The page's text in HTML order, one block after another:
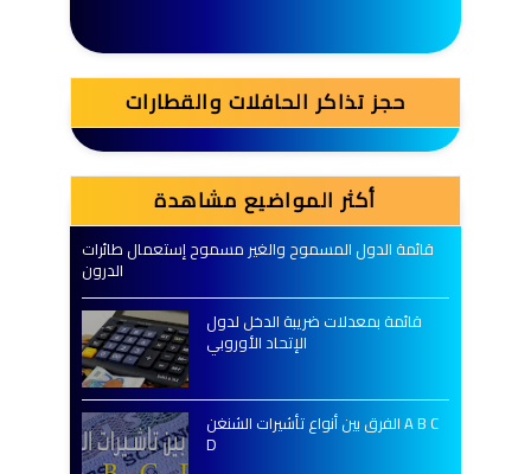
حجز تذاكر الحافلات والقطارات
أكثر المواضيع مشاهدة
قائمة الدول المسموح والغير مسموح إستعمال طائرات
الدرون
قائمة بمعدلات ضريبة الدخل لدول
الإتحاد الأوروبي
الفرق بين أنواع تأشيرات الشنغن A B C
D